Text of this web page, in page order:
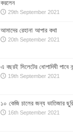
করলেন
29th September 2021
আমাদের রেহানা আপার কথা
20th September 2021
এ বছরই সিলেটের ধোপাদিঘী পাবে
19th September 2021
১০ কেজি চালের জন্য ভাতিজার
16th September 2021